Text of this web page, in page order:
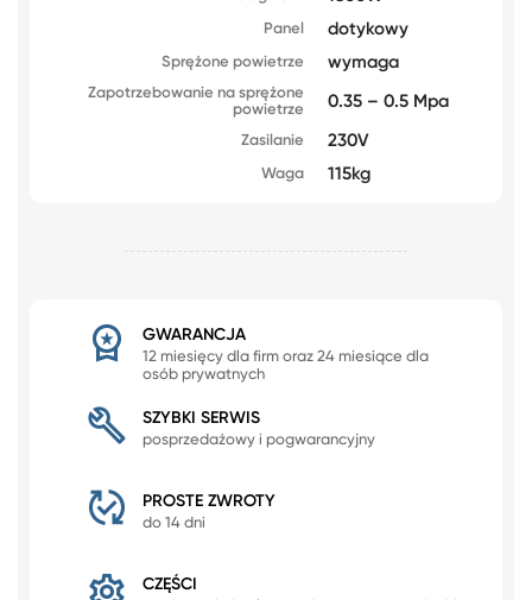
Panel dotykowy
Sprężone powietrze wymaga
Zapotrzebowanie na sprężone
powietrze
0.35 – 0.5 Mpa
Zasilanie 230V
Waga 115kg
GWARANCJA
12 miesięcy dla firm oraz 24 miesiące dla
osób prywatnych
SZYBKI SERWIS
posprzedażowy i pogwarancyjny
PROSTE ZWROTY
do 14 dni
CZĘŚCI